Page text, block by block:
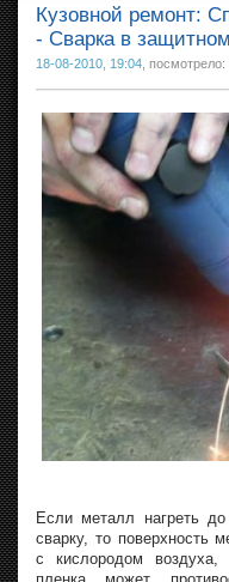
Кузовной ремонт:
- Сварка в
18-08-2010, 19:04 ,
Если металл нагреть
сварку, то поверхность
с кислородом воздуха,